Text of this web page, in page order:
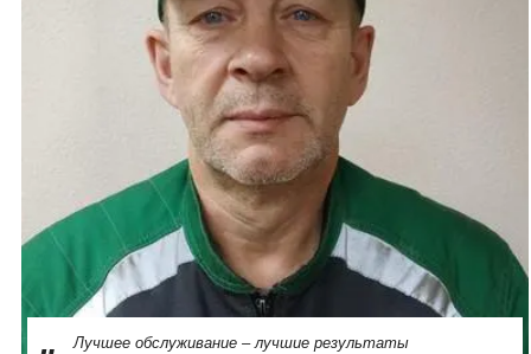
Лучшее обслуживание – лучшие результаты